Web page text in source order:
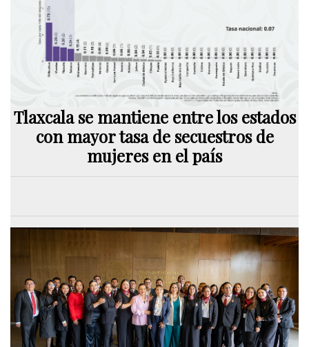
Tlaxcala se mantiene entre los estados
con mayor tasa de secuestros de
mujeres en el país